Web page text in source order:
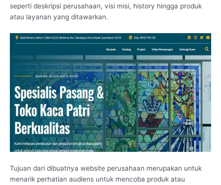
seperti deskripsi perusahaan, visi misi, history hingga produk
atau layanan yang ditawarkan.
Tujuan dari dibuatnya website perusahaan merupakan untuk
menarik perhatian audiens untuk mencoba produk atau